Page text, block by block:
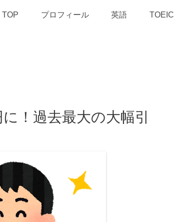
TOP プロフィール 英語 TOEIC
！過去最大の大幅引